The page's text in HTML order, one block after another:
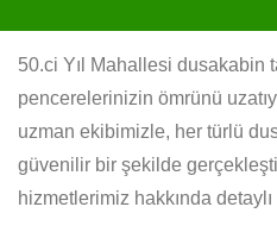
50.ci Yıl Mahallesi dusakabin
pencerelerinizin ömrünü
uzman ekibimizle, her türlü
güvenilir bir şekilde
hizmetlerimiz hakkında